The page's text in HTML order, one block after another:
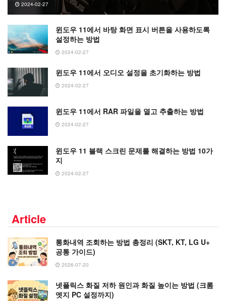
2024-02-27
윈도우 11에서 바탕 화면 표시 버튼을 사용하도록
설정하는 방법
2024-02-27
윈도우 11에서 오디오 설정을 초기화하는 방법
2024-02-27
윈도우 11에서 RAR 파일을 열고 추출하는 방법
2024-02-27
윈도우 11 블랙 스크린 문제를 해결하는 방법 10가
지
2024-02-27
Article
통화내역 조회하는 방법 총정리 (SKT, KT, LG U+
공통 가이드)
2026-07-20
넷플릭스 화질 저하 원인과 화질 높이는 방법 (크롬
엣지 PC 설정까지)